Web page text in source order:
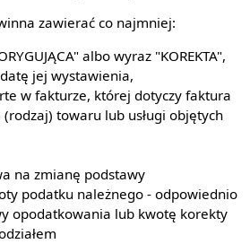
zawierać co najmniej:
albo wyraz "KOREKTA",
jej wystawienia,
w fakturze, której dotyczy faktura
towaru lub usługi objętych
na zmianę podstawy
podatku należnego - odpowiednio
opodatkowania lub kwotę korekty